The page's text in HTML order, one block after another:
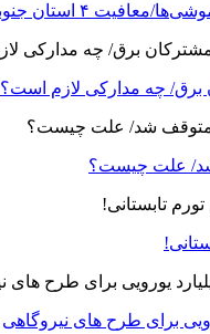
درگیر جنگ از قطعی برق
چه مدارکی لازم است؟
شد/ علت چیست؟
برای طرح های نیروگاهی